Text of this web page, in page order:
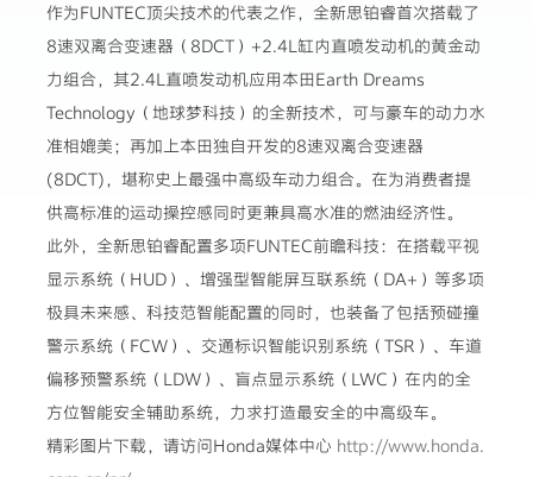
作为FUNTEC顶尖技术的代表之作，全新思铂睿首次搭载了
8速双离合变速器（8DCT）+2.4L缸内直喷发动机的黄金动
力组合，其2.4L直喷发动机应用本田Earth Dreams
Technology（地球梦科技）的全新技术，可与豪车的动力水
准相媲美；再加上本田独自开发的8速双离合变速器
(8DCT)，堪称史上最强中高级车动力组合。在为消费者提
供高标准的运动操控感同时更兼具高水准的燃油经济性。
此外，全新思铂睿配置多项FUNTEC前瞻科技：在搭载平视
显示系统（HUD）、增强型智能屏互联系统（DA+）等多项
极具未来感、科技范智能配置的同时，也装备了包括预碰撞
警示系统（FCW）、交通标识智能识别系统（TSR）、车道
偏移预警系统（LDW）、盲点显示系统（LWC）在内的全
方位智能安全辅助系统，力求打造最安全的中高级车。
精彩图片下载，请访问Honda媒体中心 http://www.honda.